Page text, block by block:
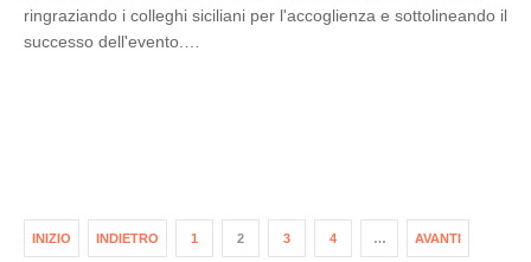
ringraziando i colleghi siciliani per l'accoglienza e sottolineando il
successo dell'evento.…
INIZIO INDIETRO 1 2 3 4 … AVANTI